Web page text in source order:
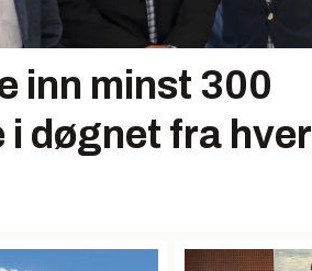
inn minst 300
i døgnet fra hver